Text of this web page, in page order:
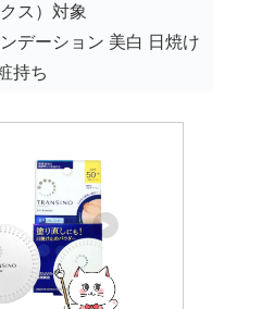
ス）対象
デーション 美白 日焼け
持ち